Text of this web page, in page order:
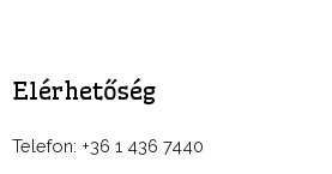
Elérhetőség
Telefon: +36 1 436 7440